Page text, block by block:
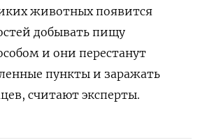
животных появится
добывать пищу
и они перестанут
пункты и заражать
считают эксперты.